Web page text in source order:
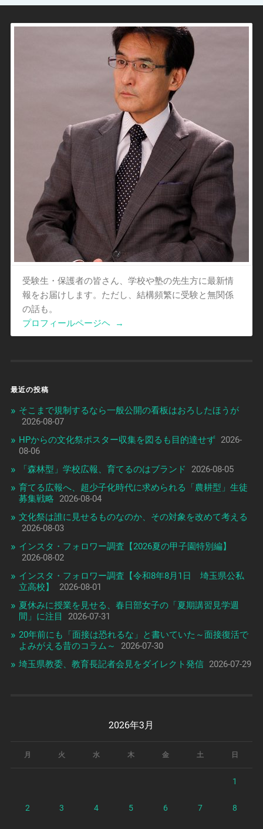
受験生・保護者の皆さん、学校や塾の先生方に最新情
報をお届けします。ただし、結構頻繁に受験と無関係
の話も。
プロフィールページヘ
→
最近の投稿
そこまで規制するなら一般公開の看板はおろしたほうが
2026-08-07
HPからの文化祭ポスター収集を図るも目的達せず 2026-
08-06
「森林型」学校広報、育てるのはブランド
2026-08-05
育てる広報へ、超少子化時代に求められる「農耕型」生徒
募集戦略
2026-08-04
文化祭は誰に見せるものなのか、その対象を改めて考える
2026-08-03
インスタ・フォロワー調査【2026夏の甲子園特別編】
2026-08-02
インスタ・フォロワー調査【令和8年8月1日 埼玉県公私
立高校】
2026-08-01
夏休みに授業を見せる、春日部女子の「夏期講習見学週
間」に注目
2026-07-31
20年前にも「面接は恐れるな」と書いていた～面接復活で
よみがえる昔のコラム～
2026-07-30
埼玉県教委、教育長記者会見をダイレクト発信 2026-07-29
2026年3月
月 火 水 木 金 土 日
1
2 3 4 5 6 7 8